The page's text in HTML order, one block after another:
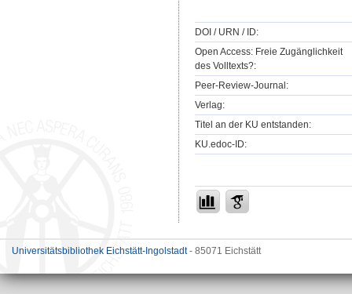
DOI / URN / ID:
Open Access: Freie Zugänglichkeit
des Volltexts?:
Peer-Review-Journal:
Verlag:
Titel an der KU entstanden:
KU.edoc-ID:
Universitätsbibliothek Eichstätt-Ingolstadt- 85071 Eichstätt